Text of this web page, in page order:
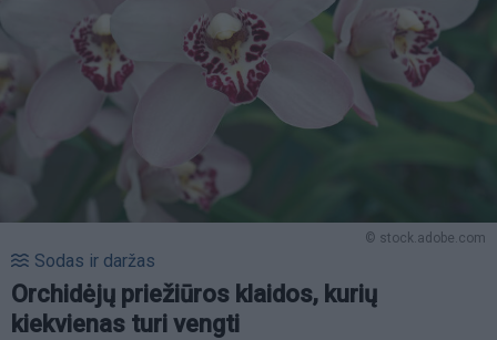
© stock.adobe.com
Sodas ir daržas
Orchidėjų priežiūros klaidos, kurių
kiekvienas turi vengti